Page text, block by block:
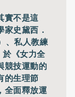
實不是這
史黛西．
、私人教練
《女力全
競技運動的
的生理節
全面釋放運